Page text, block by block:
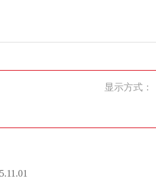
显示方式：